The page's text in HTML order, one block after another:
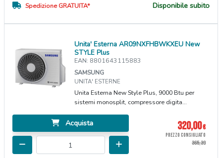
Spedizione GRATUITA* Disponibile subito
Unita' Esterna AR09NXFHBWKXEU New
STYLE Plus
EAN: 8801643115883
SAMSUNG
UNITA' ESTERNE
Unita Esterna New Style Plus, 9000 Btu per
sistemi monosplit, compressore digita...
Acquista 320,00€
PREZZO CONSIGLIATO
365,39